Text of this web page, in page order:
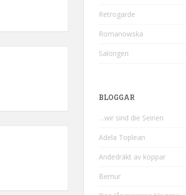
Retrogarde
Romanowska
Salongen
BLOGGAR
…wir sind die Seinen
Adela Toplean
Andedräkt av koppar
Bernur